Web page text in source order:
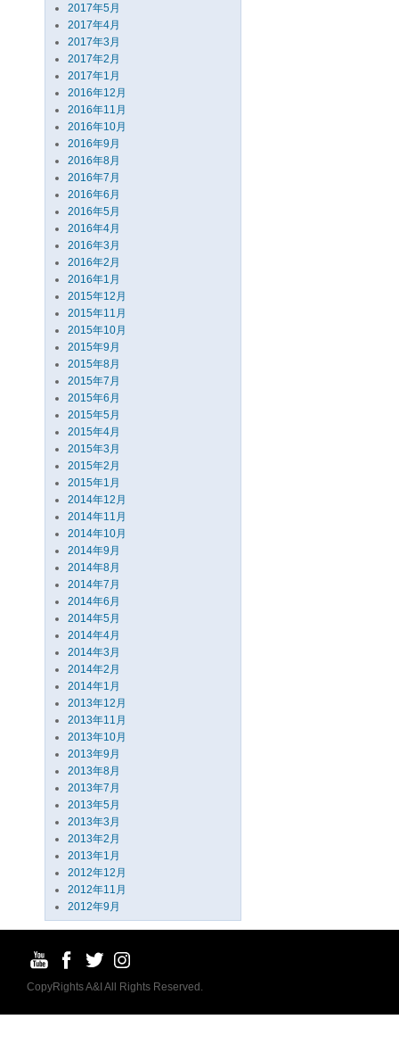
2017年5月
2017年4月
2017年3月
2017年2月
2017年1月
2016年12月
2016年11月
2016年10月
2016年9月
2016年8月
2016年7月
2016年6月
2016年5月
2016年4月
2016年3月
2016年2月
2016年1月
2015年12月
2015年11月
2015年10月
2015年9月
2015年8月
2015年7月
2015年6月
2015年5月
2015年4月
2015年3月
2015年2月
2015年1月
2014年12月
2014年11月
2014年10月
2014年9月
2014年8月
2014年7月
2014年6月
2014年5月
2014年4月
2014年3月
2014年2月
2014年1月
2013年12月
2013年11月
2013年10月
2013年9月
2013年8月
2013年7月
2013年5月
2013年3月
2013年2月
2013年1月
2012年12月
2012年11月
2012年9月
CopyRights A&I All Rights Reserved.